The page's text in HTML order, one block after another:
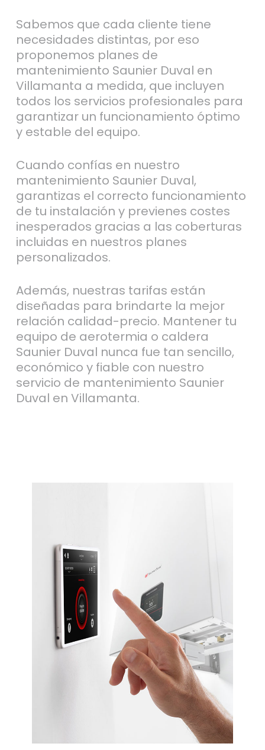
Sabemos que cada cliente tiene
necesidades distintas, por eso
proponemos planes de
mantenimiento Saunier Duval en
Villamanta a medida, que incluyen
todos los servicios profesionales para
garantizar un funcionamiento óptimo
y estable del equipo.
Cuando confías en nuestro
mantenimiento Saunier Duval,
garantizas el correcto funcionamiento
de tu instalación y previenes costes
inesperados gracias a las coberturas
incluidas en nuestros planes
personalizados.
Además, nuestras tarifas están
diseñadas para brindarte la mejor
relación calidad-precio. Mantener tu
equipo de aerotermia o caldera
Saunier Duval nunca fue tan sencillo,
económico y fiable con nuestro
servicio de mantenimiento Saunier
Duval en Villamanta.